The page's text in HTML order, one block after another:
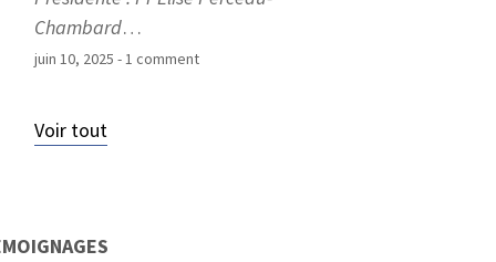
Chambard…
juin 10, 2025 - 1 comment
Voir tout